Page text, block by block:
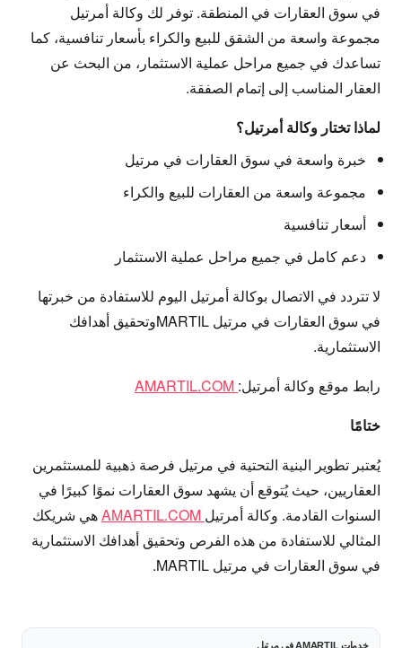
في سوق العقارات في المنطقة. توفر لك وكالة أمرتيل
مجموعة واسعة من الشقق للبيع والكراء بأسعار تنافسية، كما
تساعدك في جميع مراحل عملية الاستثمار، من البحث عن
العقار المناسب إلى إتمام الصفقة.
لماذا تختار وكالة أمرتيل؟
خبرة واسعة في سوق العقارات في مرتيل
مجموعة واسعة من العقارات للبيع والكراء
أسعار تنافسية
دعم كامل في جميع مراحل عملية الاستثمار
لا تتردد في الاتصال بوكالة أمرتيل اليوم للاستفادة من خبرتها
في سوق العقارات في مرتيل MARTILوتحقيق أهدافك
الاستثمارية.
رابط موقع وكالة أمرتيل:
ختامًا
يُعتبر تطوير البنية التحتية في مرتيل فرصة ذهبية للمستثمرين
العقاريين، حيث يُتوقع أن يشهد سوق العقارات نموًا كبيرًا في
السنوات القادمة. وكالة أمرتيل
هي شريكك
المثالي للاستفادة من هذه الفرص وتحقيق أهدافك الاستثمارية
في سوق العقارات في مرتيل MARTIL.
خدمات AMARTIL في مرتيل